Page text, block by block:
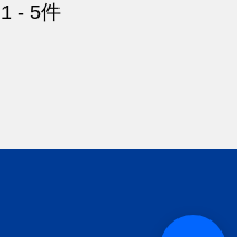
1 - 5件